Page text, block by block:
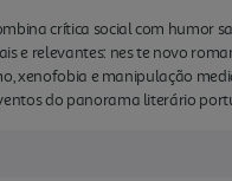
crítica social com humor
relevantes: nes te novo
xenofobia e manipulação
do panorama literário